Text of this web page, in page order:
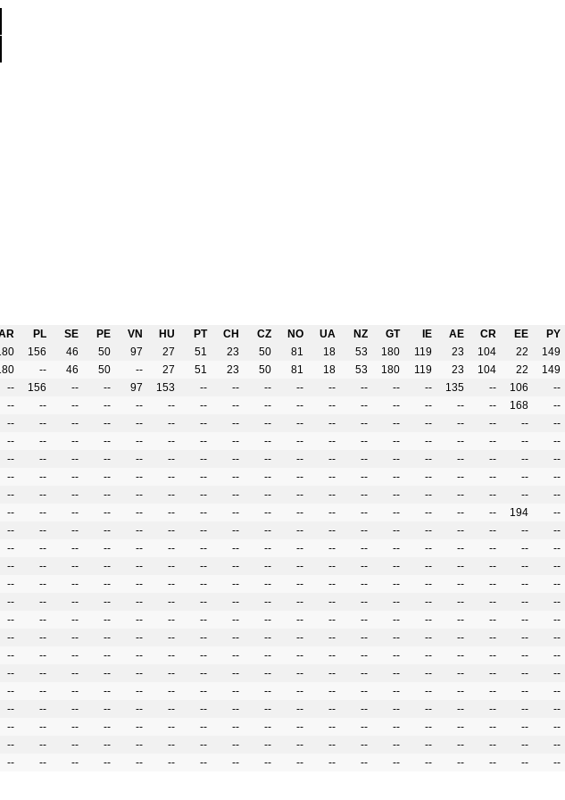
PL SE PE VN HU PT CH CZ NO UA NZ GT IE AE CR EE
PY
156 46 50 97 27 51 23 50 81 18 53 180 119 23 104 22
149
-- 46 50 -- 27 51 23 50 81 18 53 180 119 23 104 22
149
-- 156 -- -- 97 153 -- -- -- -- -- -- -- -- 135 -- 106
--
-- -- -- -- -- -- -- -- -- -- -- -- -- -- -- -- 168
--
-- -- -- -- -- -- -- -- -- -- -- -- -- -- -- -- --
--
-- -- -- -- -- -- -- -- -- -- -- -- -- -- -- -- --
--
-- -- -- -- -- -- -- -- -- -- -- -- -- -- -- -- --
--
-- -- -- -- -- -- -- -- -- -- -- -- -- -- -- -- --
--
-- -- -- -- -- -- -- -- -- -- -- -- -- -- -- -- --
--
-- -- -- -- -- -- -- -- -- -- -- -- -- -- -- -- 194
--
-- -- -- -- -- -- -- -- -- -- -- -- -- -- -- -- --
--
-- -- -- -- -- -- -- -- -- -- -- -- -- -- -- -- --
--
-- -- -- -- -- -- -- -- -- -- -- -- -- -- -- -- --
--
-- -- -- -- -- -- -- -- -- -- -- -- -- -- -- -- --
--
-- -- -- -- -- -- -- -- -- -- -- -- -- -- -- -- --
--
-- -- -- -- -- -- -- -- -- -- -- -- -- -- -- -- --
--
-- -- -- -- -- -- -- -- -- -- -- -- -- -- -- -- --
--
-- -- -- -- -- -- -- -- -- -- -- -- -- -- -- -- --
--
-- -- -- -- -- -- -- -- -- -- -- -- -- -- -- -- --
--
-- -- -- -- -- -- -- -- -- -- -- -- -- -- -- -- --
--
-- -- -- -- -- -- -- -- -- -- -- -- -- -- -- -- --
--
-- -- -- -- -- -- -- -- -- -- -- -- -- -- -- -- --
--
-- -- -- -- -- -- -- -- -- -- -- -- -- -- -- -- --
--
-- -- -- -- -- -- -- -- -- -- -- -- -- -- -- -- -- --